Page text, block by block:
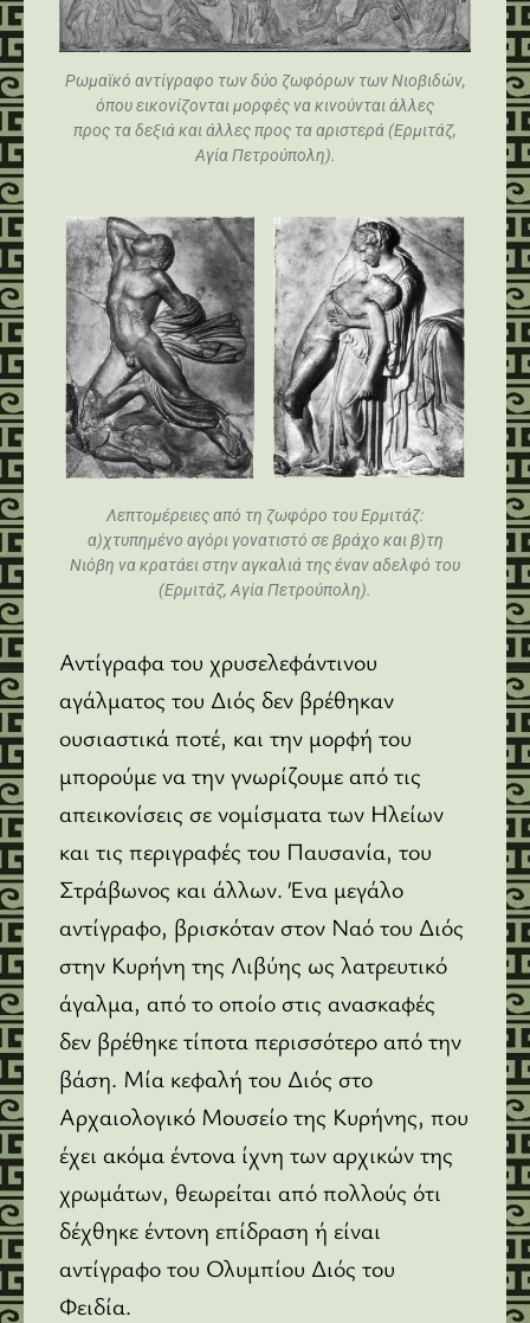
Ρωμαϊκό αντίγραφο των δύο ζωφόρων των Νιοβιδών,
όπου εικονίζονται μορφές να κινούνται άλλες
προς τα δεξιά και άλλες προς τα αριστερά (Ερμιτάζ,
Αγία Πετρούπολη).
Λεπτομέρειες από τη ζωφόρο του Ερμιτάζ:
α)χτυπημένο αγόρι γονατιστό σε βράχο και β)τη
Νιόβη να κρατάει στην αγκαλιά της έναν αδελφό του
(Ερμιτάζ, Αγία Πετρούπολη).
Αντίγραφα του χρυσελεφάντινου
αγάλματος του Διός δεν βρέθηκαν
ουσιαστικά ποτέ, και την μορφή του
μπορούμε να την γνωρίζουμε από τις
απεικονίσεις σε νομίσματα των Ηλείων
και τις περιγραφές του Παυσανία, του
Στράβωνος και άλλων. Ένα μεγάλο
αντίγραφο, βρισκόταν στον Ναό του Διός
στην Κυρήνη της Λιβύης ως λατρευτικό
άγαλμα, από το οποίο στις ανασκαφές
δεν βρέθηκε τίποτα περισσότερο από την
βάση. Μία κεφαλή του Διός στο
Αρχαιολογικό Μουσείο της Κυρήνης, που
έχει ακόμα έντονα ίχνη των αρχικών της
χρωμάτων, θεωρείται από πολλούς ότι
δέχθηκε έντονη επίδραση ή είναι
αντίγραφο του Ολυμπίου Διός του
Φειδία.